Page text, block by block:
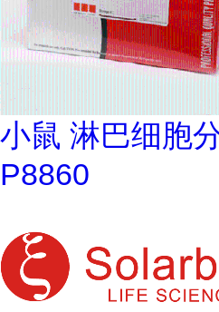
小鼠 淋巴细胞
P8860